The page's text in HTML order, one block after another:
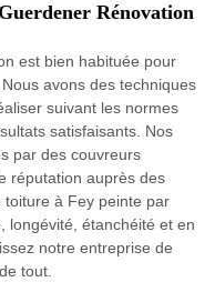
Rénovation
est bien habituée pour
avons des techniques
suivant les normes
satisfaisants. Nos
par des couvreurs
réputation auprès des
toiture à Fey peinte par
longévité, étanchéité et en
notre entreprise de
tout.